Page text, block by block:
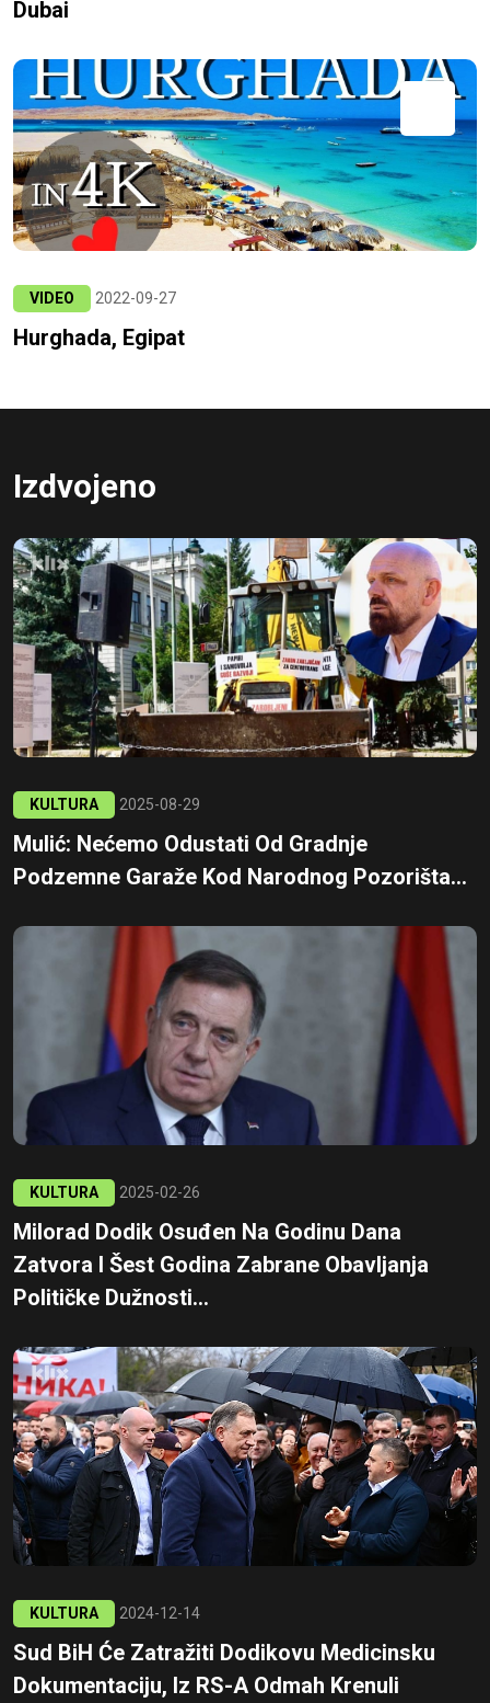
Dubai
VIDEO 2022-09-27
Hurghada, Egipat
Izdvojeno
KULTURA 2025-08-29
Mulić: Nećemo Odustati Od Gradnje
Podzemne Garaže Kod Narodnog Pozorišta...
KULTURA 2025-02-26
Milorad Dodik Osuđen Na Godinu Dana
Zatvora I Šest Godina Zabrane Obavljanja
Političke Dužnosti...
KULTURA 2024-12-14
Sud BiH Će Zatražiti Dodikovu Medicinsku
Dokumentaciju, Iz RS-A Odmah Krenuli